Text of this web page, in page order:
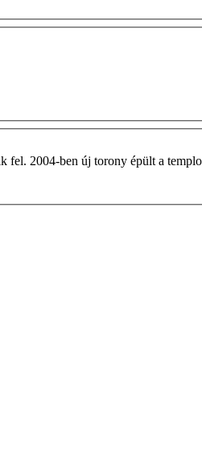
fel. 2004-ben új torony épült a